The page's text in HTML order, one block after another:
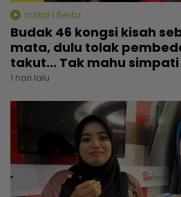
mStar | Berita
Budak 46 kongsi kisah
mata, dulu tolak
takut... Tak mahu
1 hari lalu